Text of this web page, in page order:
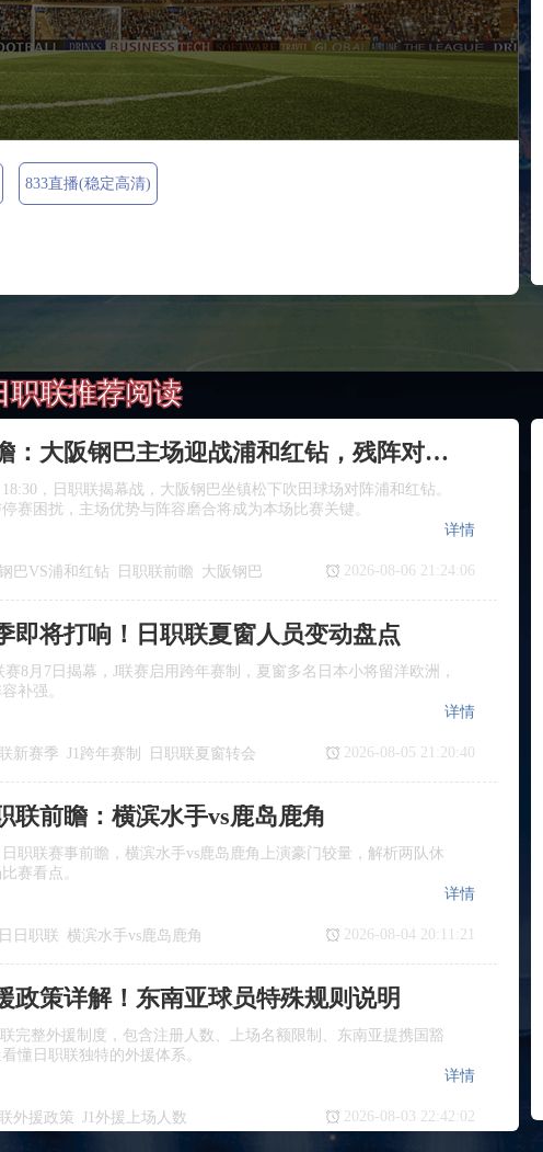
833直播(稳定高清)
职联推荐阅读
日职联前瞻：大阪钢巴主场迎战浦和红钻，残阵对决看点十足
，日职联揭幕战，大阪钢巴坐镇松下吹田球场对阵浦和红钻。
赛困扰，主场优势与阵容磨合将成为本场比赛关键。
巴VS浦和红钻 日职联前瞻 大阪钢巴
详情
2026-08-06 21:24:06
即将打响！日职联夏窗人员变动盘点
赛8月7日揭幕，J联赛启用跨年赛制，夏窗多名日本小将留洋欧洲，
补强。
新赛季 J1跨年赛制 日职联夏窗转会
详情
2026-08-05 21:20:40
联前瞻：横滨水手vs鹿岛鹿角
职联赛事前瞻，横滨水手vs鹿岛鹿角上演豪门较量，解析两队休
赛看点。
日职联 横滨水手vs鹿岛鹿角
日职联
详情
2026-08-04 20:11:21
政策详解！东南亚球员特殊规则说明
完整外援制度，包含注册人数、上场名额限制、东南亚提携国豁
懂日职联独特的外援体系。
外援政策 J1外援上场人数
详情
2026-08-03 22:42:02